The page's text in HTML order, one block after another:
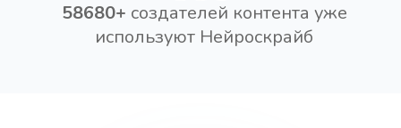
58680+ создателей контента уже
используют Нейроскрайб